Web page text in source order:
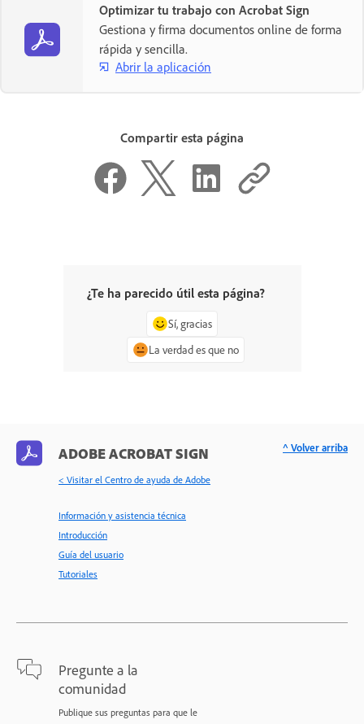
Optimizar tu trabajo con Acrobat Sign
Gestiona y firma documentos online de forma
rápida y sencilla.
Abrir la aplicación
Compartir esta página
¿Te ha parecido útil esta página?
Sí, gracias
La verdad es que no
ADOBE ACROBAT SIGN
< Visitar el Centro de ayuda de Adobe
Información y asistencia técnica
Introducción
Guía del usuario
Tutoriales
Pregunte a la
comunidad
Publique sus preguntas para que le
^ Volver arriba